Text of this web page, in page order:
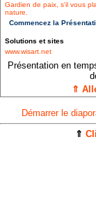
Gardien de paix, s'il vous
nature.
Commencez la
Solutions et sites
www.wisart.net
Présentation en
⇑
Démarrer le
⇑